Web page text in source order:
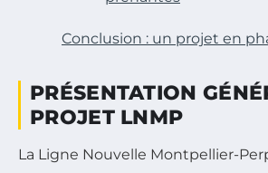
Conclusion : un projet en
PRÉSENTATION
PROJET LNMP
La Ligne Nouvelle Montpellier-